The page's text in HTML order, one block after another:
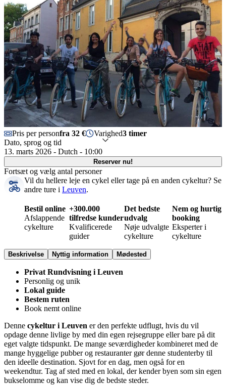
Pris per personfra 32 € Varighed3 timer
Dato, sprog og tid
13. marts 2026 - Dutch - 10:00
Reserver nu!
Fortsæt og vælg antal personer
Vil du hellere leje en cykel eller tage på en anden cykeltur? Se
andre ture i Leuven.
Bestil online
Afslappende
cykelture
+300.000
tilfredse kunder
Kvalificerede
guider
Det bedste
udvalg
Nøje udvalgte
cykelture
Nem og hurtig
booking
Eksperter i
cykelture
Beskrivelse Nyttig information Mødested
Privat Rundvisning i Leuven
Personlig og unik
Lokal guide
Bestem ruten
Book nemt online
Denne cykeltur i Leuven er den perfekte udflugt, hvis du vil
opdage denne livlige by med din egen rejsegruppe eller bare på dit
eget valgte tidspunkt. De mange seværdigheder kombineret med de
mange hyggelige pubber og restauranter gør denne studenterby til
den ideelle destination. Sjovt for en dag, men også for en
weekendtur. Tag af sted med en lokal, der kender byen som sin egen
bukselomme og kan vise dig de bedste steder.